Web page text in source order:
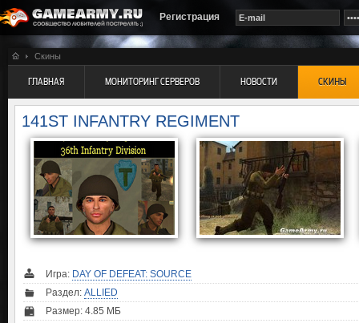
Регистрация
Скины
ГЛАВНАЯ МОНИТОРИНГ СЕРВЕРОВ НОВОСТИ СКИНЫ
141ST INFANTRY REGIMENT
Игра: DAY OF DEFEAT: SOURCE
Раздел: ALLIED
Размер: 4.85 МБ